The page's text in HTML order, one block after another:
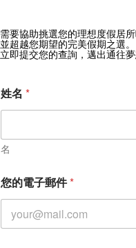
獲取 Zekkei
訂閱
需要協助挑選您的理想度假居
並超越您期望的完美假期之選。
立即提交您的查詢，邁出通往
姓名 *
名
您的電子郵件*